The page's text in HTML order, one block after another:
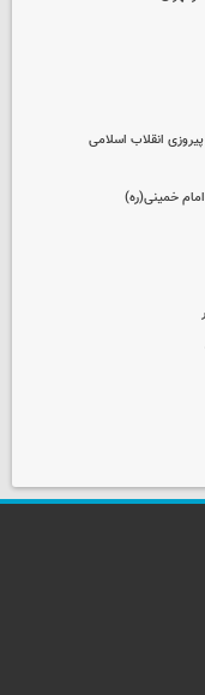
انقلاب اسلامی
خمینی(ره)